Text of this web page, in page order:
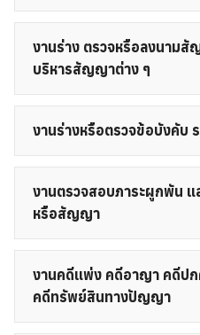
งานร่าง ตรวจหรือลงนาม
บริหารสัญญาต่าง ๆ
งานร่างหรือตรวจข้อบังคับ
งานตรวจสอบภาระผูกพัน แ
หรือสัญญา
งานคดีแพ่ง คดีอาญา คดีปก
คดีทรัพย์สินทางปัญญา